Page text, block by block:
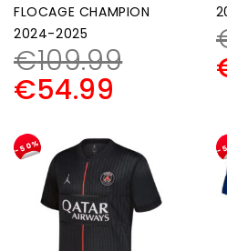
FLOCAGE CHAMPION
2024-2025
€109.99
€54.99
-50% -